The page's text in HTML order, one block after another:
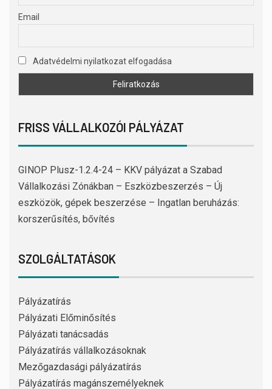
Email
Adatvédelmi nyilatkozat elfogadása
FRISS VÁLLALKOZÓI PÁLYÁZAT
GINOP Plusz-1.2.4-24 – KKV pályázat a Szabad
Vállalkozási Zónákban – Eszközbeszerzés – Új
eszközök, gépek beszerzése – Ingatlan beruházás:
korszerűsítés, bővítés
SZOLGÁLTATÁSOK
Pályázatírás
Pályázati Előminősítés
Pályázati tanácsadás
Pályázatírás vállalkozásoknak
Mezőgazdasági pályázatírás
Pályázatírás magánszemélyeknek